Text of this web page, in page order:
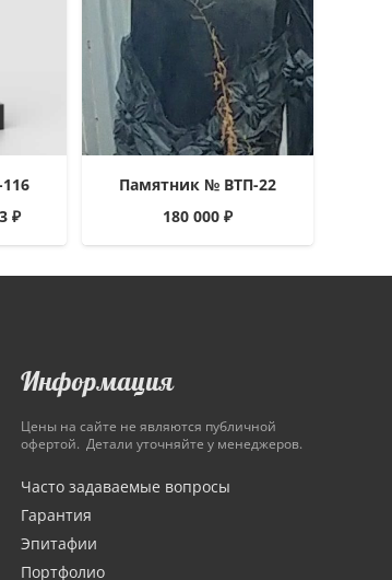
₽
Памятник № ВТП-22
180 000₽
Информация
Цены на сайте не являются публичной
офертой. Детали уточняйте у менеджеров.
Часто задаваемые вопросы
Гарантия
Эпитафии
Портфолио